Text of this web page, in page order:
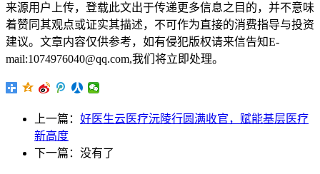
来源用户上传，登载此文出于传递更多信息之目的，并不意味
着赞同其观点或证实其描述，不可作为直接的消费指导与投资
建议。文章内容仅供参考，如有侵犯版权请来信告知E-
mail:1074976040@qq.com,我们将立即处理。
上一篇： 好医生云医疗沅陵行圆满收官，赋能基层医疗
新高度
下一篇：没有了